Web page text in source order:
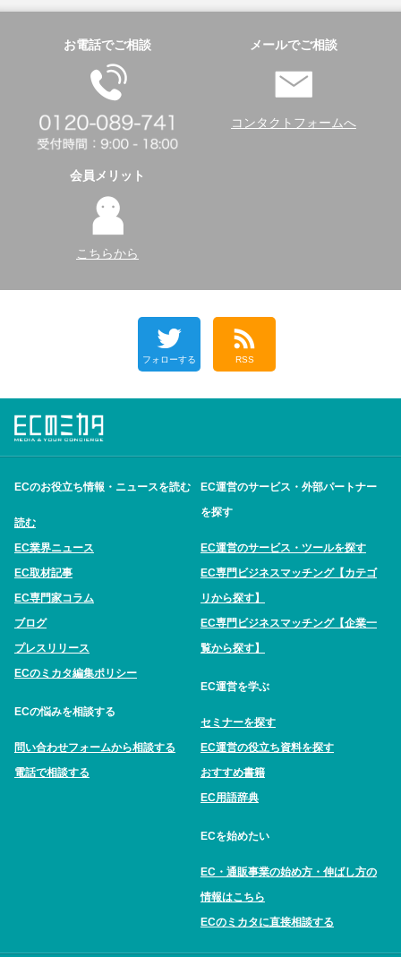
お電話でご相談 メールでご相談
コンタクトフォームへ
会員メリット
こちらから
フォローする RSS
ECのお役立ち情報・ニュースを読む
読む
EC業界ニュース
EC取材記事
EC専門家コラム
ブログ
プレスリリース
ECのミカタ編集ポリシー
ECの悩みを相談する
問い合わせフォームから相談する
電話で相談する
EC運営のサービス・外部パートナー
を探す
EC運営のサービス・ツールを探す
EC専門ビジネスマッチング【カテゴ
リから探す】
EC専門ビジネスマッチング【企業一
覧から探す】
EC運営を学ぶ
セミナーを探す
EC運営の役立ち資料を探す
おすすめ書籍
EC用語辞典
ECを始めたい
EC・通販事業の始め方・伸ばし方の
情報はこちら
ECのミカタに直接相談する